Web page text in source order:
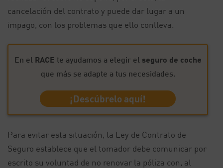
cancelación del contrato y puede dar lugar a un
impago, con los problemas que ello conlleva.
En el RACE te ayudamos a elegir el seguro de coche
que más se adapte a tus necesidades.
¡Descúbrelo aquí!
Para evitar esta situación, la Ley de Contrato de
Seguro establece que el tomador debe comunicar por
escrito su voluntad de no renovar la póliza con, al